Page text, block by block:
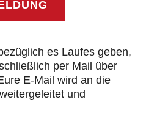
es Laufes geben,
per Mail über
E-Mail wird an die
und